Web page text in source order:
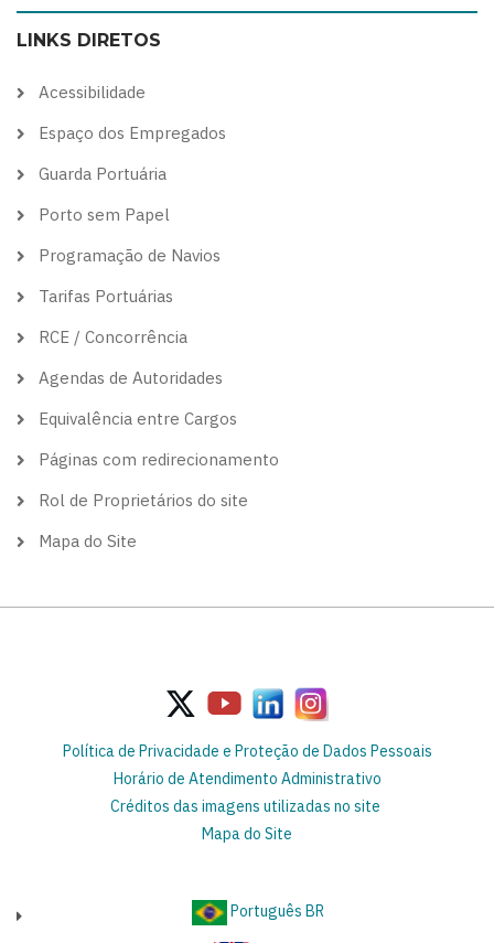
color
theme
blue
theme
high
visibility
soft
theme
LINKS DIRETOS
Acessibilidade
Espaço dos Empregados
Guarda Portuária
Porto sem Papel
Programação de Navios
Tarifas Portuárias
RCE / Concorrência
Agendas de Autoridades
Equivalência entre Cargos
Páginas com redirecionamento
Rol de Proprietários do site
Mapa do Site
Política de Privacidade e Proteção de Dados Pessoais
Horário de Atendimento Administrativo
Créditos das imagens utilizadas no site
Mapa do Site
Português BR